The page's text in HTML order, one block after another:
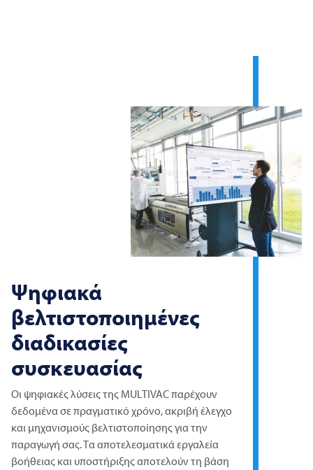
Ψηφιακά
βελτιστοποιημένες
διαδικασίες
συσκευασίας
Οι ψηφιακές λύσεις της MULTIVACπαρέχουν
δεδομένα σε πραγματικό χρόνο, ακριβή έλεγχο
και μηχανισμούς βελτιστοποίησης για την
παραγωγή σας. Τα αποτελεσματικά εργαλεία
βοήθειας και υποστήριξης αποτελούν τη βάση